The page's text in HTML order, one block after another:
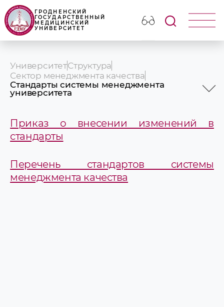
ГРОДНЕНСКИЙ
ГОСУДАРСТВЕННЫЙ
МЕДИЦИНСКИЙ
УНИВЕРСИТЕТ
УниверситетСтруктура
Сектор менеджмента качества
Стандарты системы менеджмента
университета
Общая информация
Сертификаты соответствия
Миссия, Видение и Политика в области
Цели в области качества
Структура системы менеджмента
Структура взаимодействия процессов
Приказ о внесении изменений в
стандарты
Перечень стандартов системы
менеджмента качества